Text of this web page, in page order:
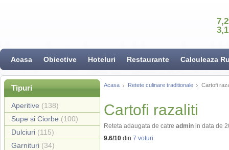
Acasa Obiective Hoteluri Restaurante Calculeaza
Tipuri
Aperitive (138)
Supe si Ciorbe (100)
Dulciuri (115)
Garnituri (34)
Acasa Retete culinare traditionale Cartofi
Cartofi razaliti
Reteta adaugata de catre admin in data de
9.6/10 din 7 voturi